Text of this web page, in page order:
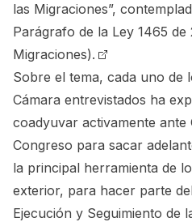
las Migraciones”,
Parágrafo de la Ley 1465 de
Migraciones).
Sobre el tema, cada uno de
Cámara entrevistados ha
coadyuvar activamente
Congreso para sacar
la principal herramienta de
exterior, para hacer parte
Ejecución y Seguimiento de